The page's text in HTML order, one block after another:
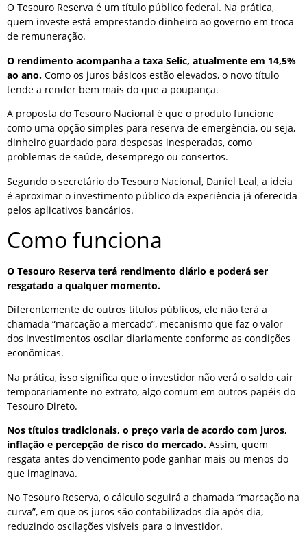
O Tesouro Reserva é um título público federal. Na prática,
quem investe está emprestando dinheiro ao governo em troca
de remuneração.
O rendimento acompanha a taxa Selic, atualmente em 14,5%
ao ano. Como os juros básicos estão elevados, o novo título
tende a render bem mais do que a poupança.
A proposta do Tesouro Nacional é que o produto funcione
como uma opção simples para reserva de emergência, ou seja,
dinheiro guardado para despesas inesperadas, como
problemas de saúde, desemprego ou consertos.
Segundo o secretário do Tesouro Nacional, Daniel Leal, a ideia
é aproximar o investimento público da experiência já oferecida
pelos aplicativos bancários.
Como funciona
O Tesouro Reserva terá rendimento diário e poderá ser
resgatado a qualquer momento.
Diferentemente de outros títulos públicos, ele não terá a
chamada “marcação a mercado”, mecanismo que faz o valor
dos investimentos oscilar diariamente conforme as condições
econômicas.
Na prática, isso significa que o investidor não verá o saldo cair
temporariamente no extrato, algo comum em outros papéis do
Tesouro Direto.
Nos títulos tradicionais, o preço varia de acordo com juros,
inflação e percepção de risco do mercado. Assim, quem
resgata antes do vencimento pode ganhar mais ou menos do
que imaginava.
No Tesouro Reserva, o cálculo seguirá a chamada “marcação na
curva”, em que os juros são contabilizados dia após dia,
reduzindo oscilações visíveis para o investidor.